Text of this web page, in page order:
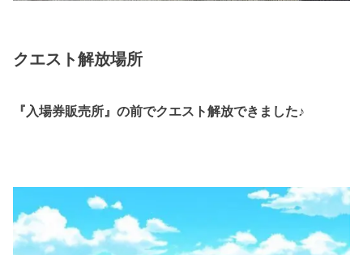
クエスト解放場所
『入場券販売所』の前でクエスト解放できました♪